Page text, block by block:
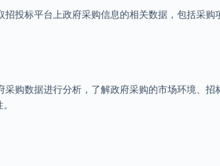
投标平台上政府采购信息的相关数据，包括采购
购数据进行分析，了解政府采购的市场环境、招